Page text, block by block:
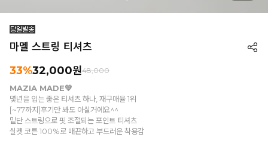
마멜 스트링 티셔츠
33%32,000원48,000
MAZIA MADE💚
몇년을 입는 좋은 티셔츠 하나, 재구매율 1위
[~77까지]후기만 봐도 아실거에요^^
밑단 스트링으로 핏 조절되는 포인트 티셔츠
실켓 코튼 100%로 매끈하고 부드러운 착용감